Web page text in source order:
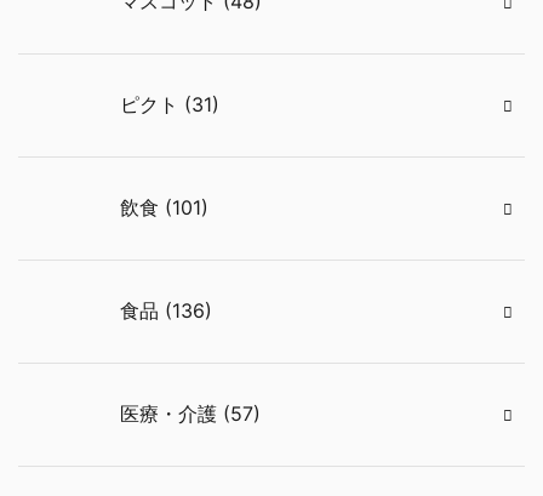
ピクト (31)
飲食 (101)
食品 (136)
医療・介護 (57)